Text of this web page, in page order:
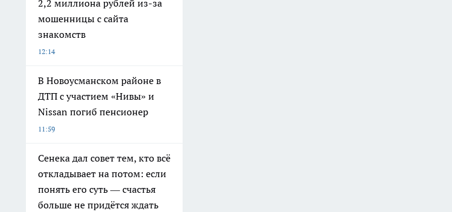
2,2 миллиона рублей из-за
мошенницы с сайта
знакомств
12:14
В Новоусманском районе в
ДТП с участием «Нивы» и
Nissan погиб пенсионер
11:59
Сенека дал совет тем, кто всё
откладывает на потом: если
понять его суть — счастья
больше не придётся ждать